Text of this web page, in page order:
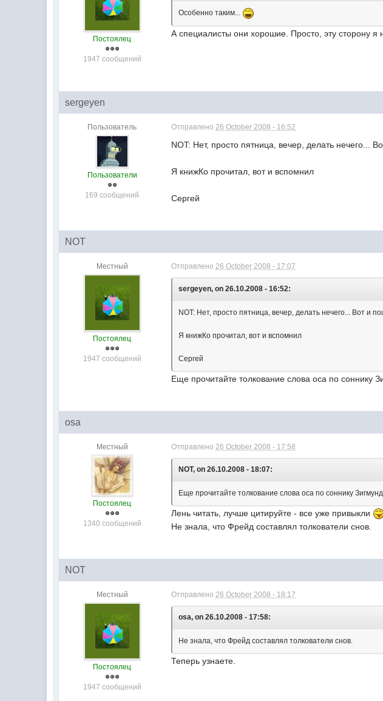
Постоялец
1947 сообщений
Особенно таким...
А специалисты они хорошие. Просто, эту сторону я
sergeyen
Пользователь
Пользователи
169 сообщений
Отправлено26 October 2008 - 16:52
NOT: Нет, просто пятница, вечер, делать нечего...
Я книжКо прочитал, вот и вспомнил
Сергей
NOT
Местный
Постоялец
1947 сообщений
Отправлено26 October 2008 - 17:07
sergeyen, on 26.10.2008 - 16:52:
NOT: Нет, просто пятница, вечер, делать нечего... Вот и
Я книжКо прочитал, вот и вспомнил
Сергей
Еще прочитайте толкование слова оса по соннику
osa
Местный
Постоялец
1340 сообщений
Отправлено26 October 2008 - 17:58
NOT, on 26.10.2008 - 18:07:
Еще прочитайте толкование слова оса по соннику
Лень читать, лучше цитируйте - все уже привыкли
Не знала, что Фрейд составлял толкователи снов.
NOT
Местный
Постоялец
1947 сообщений
Отправлено26 October 2008 - 18:17
osa, on 26.10.2008 - 17:58:
Не знала, что Фрейд составлял толкователи снов.
Теперь узнаете.